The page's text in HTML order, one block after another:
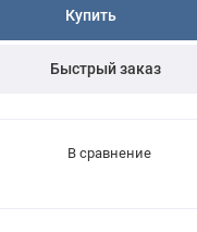
Купить
Быстрый заказ
В сравнение